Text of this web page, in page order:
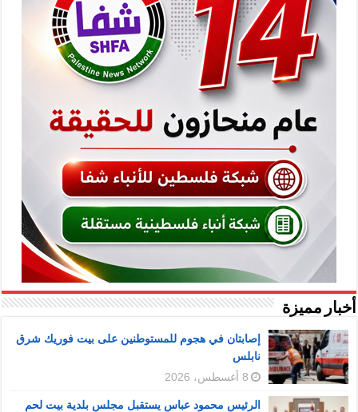
أخبار مميزة
إصابتان في هجوم للمستوطنين على بيت فوريك شرق
نابلس
8 أغسطس، 2026
الرئيس محمود عباس يستقبل مجلس بلدية بيت لحم